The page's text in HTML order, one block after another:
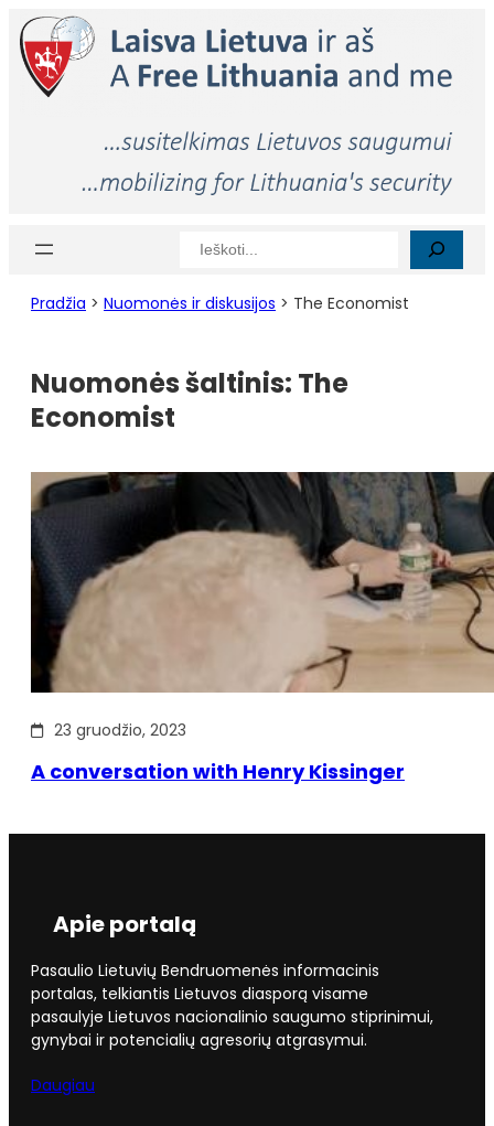
Paieška
Pradžia > Nuomonės ir diskusijos > The Economist
Nuomonės šaltinis: The
Economist
23 gruodžio, 2023
A conversation with Henry Kissinger
Apie portalą
Pasaulio Lietuvių Bendruomenės informacinis
portalas, telkiantis Lietuvos diasporą visame
pasaulyje Lietuvos nacionalinio saugumo stiprinimui,
gynybai ir potencialių agresorių atgrasymui.
Daugiau